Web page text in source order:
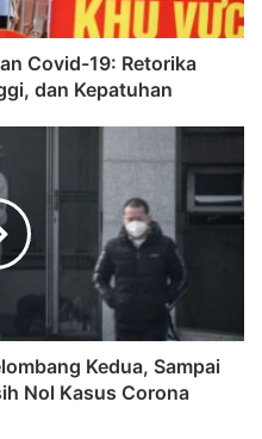
Covid-19: Retorika
dan Kepatuhan
Kedua, Sampai
Nol Kasus Corona